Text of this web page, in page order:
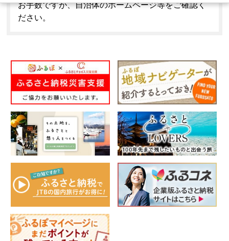
お手数ですが、自治体のホームページ等をご確認く
ださい。